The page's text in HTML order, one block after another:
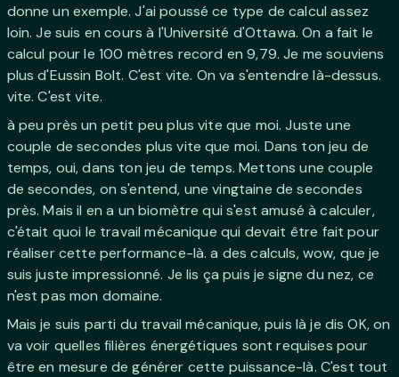
donne un exemple. J'ai poussé ce type de calcul assez
loin. Je suis en cours à l'Université d'Ottawa. On a fait le
calcul pour le 100 mètres record en 9,79. Je me souviens
plus d'Eussin Bolt. C'est vite. On va s'entendre là-dessus.
vite. C'est vite.
à peu près un petit peu plus vite que moi. Juste une
couple de secondes plus vite que moi. Dans ton jeu de
temps, oui, dans ton jeu de temps. Mettons une couple
de secondes, on s'entend, une vingtaine de secondes
près. Mais il en a un biomètre qui s'est amusé à calculer,
c'était quoi le travail mécanique qui devait être fait pour
réaliser cette performance-là. a des calculs, wow, que je
suis juste impressionné. Je lis ça puis je signe du nez, ce
n'est pas mon domaine.
Mais je suis parti du travail mécanique, puis là je dis OK, on
va voir quelles filières énergétiques sont requises pour
être en mesure de générer cette puissance-là. C'est tout